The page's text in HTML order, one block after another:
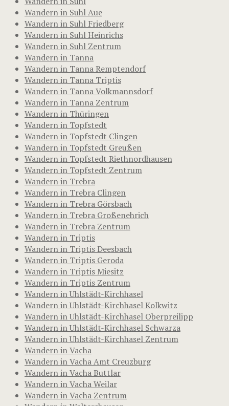
Wandern in Suhl Aue
Wandern in Suhl Friedberg
Wandern in Suhl Heinrichs
Wandern in Suhl Zentrum
Wandern in Tanna
Wandern in Tanna Remptendorf
Wandern in Tanna Triptis
Wandern in Tanna Volkmannsdorf
Wandern in Tanna Zentrum
Wandern in Thüringen
Wandern in Topfstedt
Wandern in Topfstedt Clingen
Wandern in Topfstedt Greußen
Wandern in Topfstedt Riethnordhausen
Wandern in Topfstedt Zentrum
Wandern in Trebra
Wandern in Trebra Clingen
Wandern in Trebra Görsbach
Wandern in Trebra Großenehrich
Wandern in Trebra Zentrum
Wandern in Triptis
Wandern in Triptis Deesbach
Wandern in Triptis Geroda
Wandern in Triptis Miesitz
Wandern in Triptis Zentrum
Wandern in Uhlstädt-Kirchhasel
Wandern in Uhlstädt-Kirchhasel Kolkwitz
Wandern in Uhlstädt-Kirchhasel Oberpreilipp
Wandern in Uhlstädt-Kirchhasel Schwarza
Wandern in Uhlstädt-Kirchhasel Zentrum
Wandern in Vacha
Wandern in Vacha Amt Creuzburg
Wandern in Vacha Buttlar
Wandern in Vacha Weilar
Wandern in Vacha Zentrum